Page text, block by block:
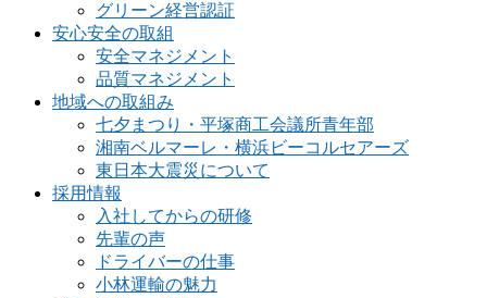
グリーン経営認証
安心安全の取組
安全マネジメント
品質マネジメント
地域への取組み
七夕まつり・平塚商工会議所青年部
湘南ベルマーレ・横浜ビーコルセアーズ
東日本大震災について
採用情報
入社してからの研修
先輩の声
ドライバーの仕事
小林運輸の魅力